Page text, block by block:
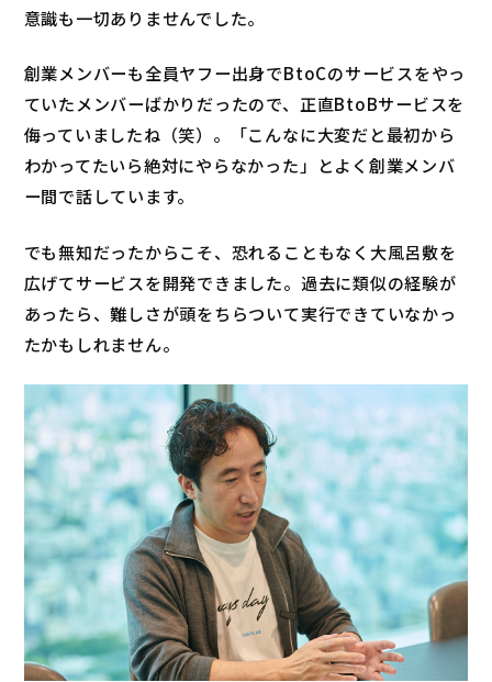
意識も一切ありませんでした。
創業メンバーも全員ヤフー出身でBtoCのサービスをやっ
ていたメンバーばかりだったので、正直BtoBサービスを
侮っていましたね（笑）。「こんなに大変だと最初から
わかってたいら絶対にやらなかった」とよく創業メンバ
ー間で話しています。
でも無知だったからこそ、恐れることもなく大風呂敷を
広げてサービスを開発できました。過去に類似の経験が
あったら、難しさが頭をちらついて実行できていなかっ
たかもしれません。